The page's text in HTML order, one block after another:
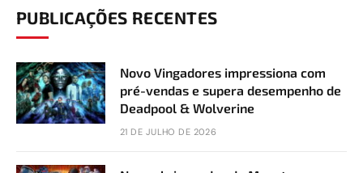
PUBLICAÇÕES RECENTES
Novo Vingadores impressiona com
pré-vendas e supera desempenho de
Deadpool & Wolverine
21 DE JULHO DE 2026